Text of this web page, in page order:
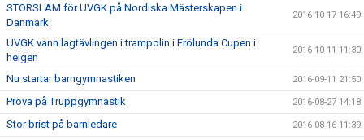
STORSLAM för UVGK på Nordiska Mästerskapen i
Danmark
2016-10-17 16:49
UVGK vann lagtävlingen i trampolin i Frölunda Cupen i
helgen
2016-10-11 11:30
Nu startar barngymnastiken 2016-09-11 21:50
Prova på Truppgymnastik 2016-08-27 14:18
Stor brist på barnledare 2016-08-16 11:39